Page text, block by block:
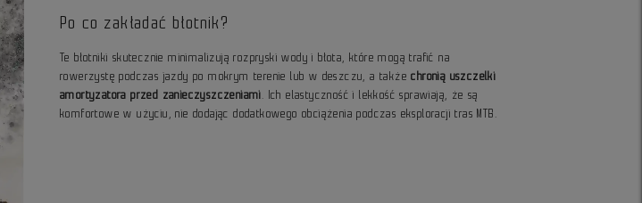
Po co zakładać błotnik?
Tebłotniki skutecznie minimalizują rozpryski wody i błota , które mogą trafić na
rowerzystę podczas jazdy po mokrym terenie lub w deszczu, a takżechronią uszczelki
amortyzatora przed zanieczyszczeniami . Ich elastyczność i lekkość sprawiają, że są
komfortowe w użyciu, nie dodając dodatkowego obciążenia podczas eksploracji tras MTB.